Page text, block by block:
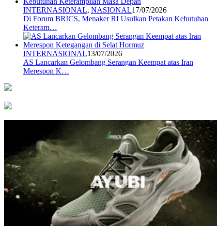
INTERNASIONAL, NASIONAL17/07/2026
Di Forum BRICS, Menaker RI Usulkan Petakan Kebutuhan
Keteram…
INTERNASIONAL13/07/2026
AS Lancarkan Gelombang Serangan Keempat atas Iran
Merespon K…